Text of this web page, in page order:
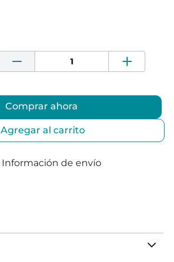
Comprar ahora
Agregar al carrito
Información de envío